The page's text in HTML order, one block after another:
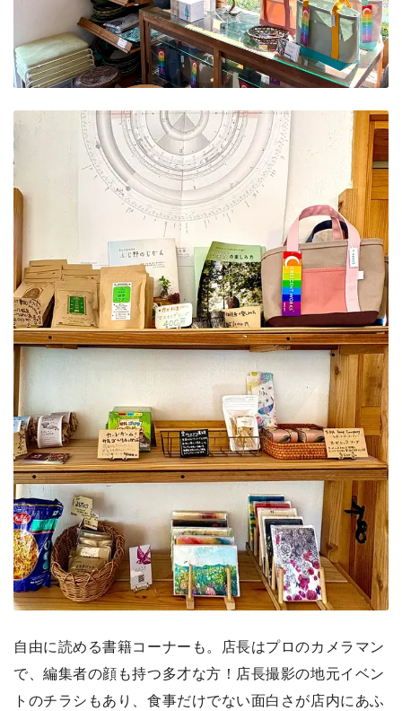
自由に読める書籍コーナーも。店長はプロのカメラマン
で、編集者の顔も持つ多才な方！店長撮影の地元イベン
トのチラシもあり、食事だけでない面白さが店内にあふ